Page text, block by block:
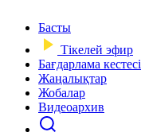
Басты
Тікелей эфир
Бағдарлама кестесі
Жаңалықтар
Жобалар
Видеоархив